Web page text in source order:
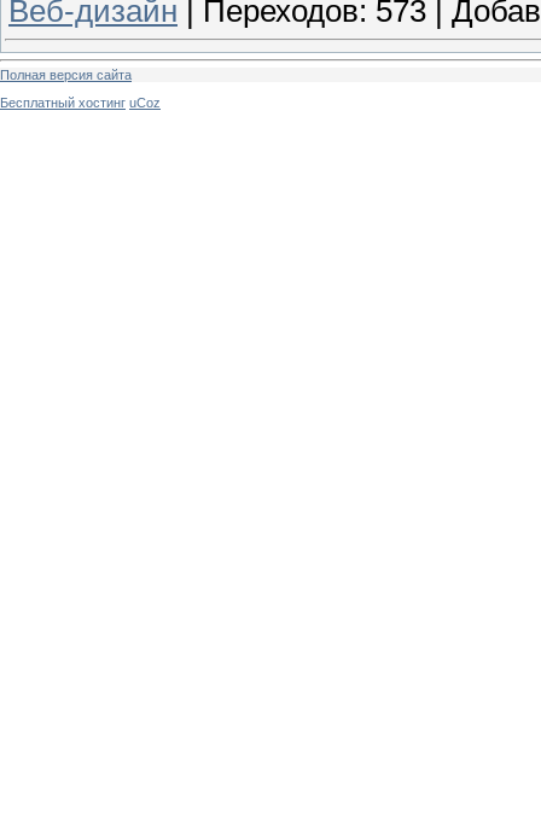
Веб-дизайн Переходов: 573
Полная версия сайта
Бесплатный хостинг uCoz